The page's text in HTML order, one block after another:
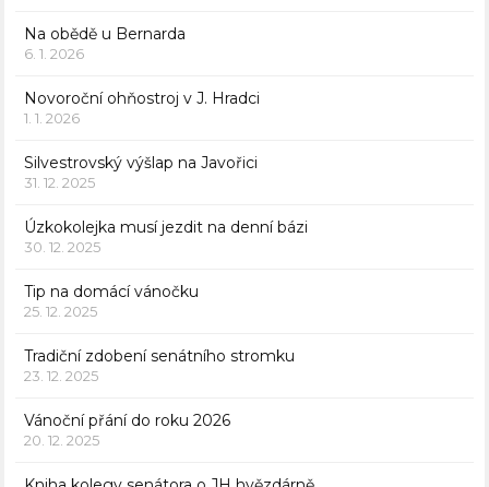
Na obědě u Bernarda
6. 1. 2026
Novoroční ohňostroj v J. Hradci
1. 1. 2026
Silvestrovský výšlap na Javořici
31. 12. 2025
Úzkokolejka musí jezdit na denní bázi
30. 12. 2025
Tip na domácí vánočku
25. 12. 2025
Tradiční zdobení senátního stromku
23. 12. 2025
Vánoční přání do roku 2026
20. 12. 2025